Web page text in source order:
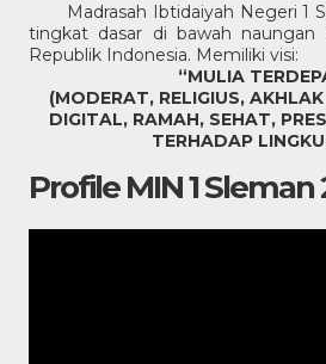
Madrasah Ibtidaiyah Negeri 1
tingkat dasar di bawah naungan
Republik Indonesia. Memiliki visi:
“MULIA
(MODERAT, RELIGIUS,
DIGITAL, RAMAH, SEHAT,
TERHADAP
Profile MIN 1 Sleman